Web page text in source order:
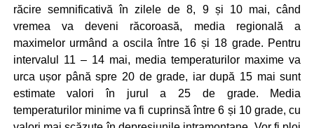
răcire semnificativă în zilele de 8, 9 și 10 mai, când
vremea va deveni răcoroasă, media regională a
maximelor urmând a oscila între 16 și 18 grade. Pentru
intervalul 11 – 14 mai, media temperaturilor maxime va
urca ușor până spre 20 de grade, iar după 15 mai sunt
estimate valori în jurul a 25 de grade. Media
temperaturilor minime va fi cuprinsă între 6 și 10 grade, cu